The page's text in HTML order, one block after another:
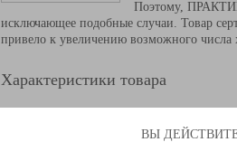
ВЫ
Поэтому,
исключающее подобные случаи. Товар
привело к увеличению возможного
Характеристики товара